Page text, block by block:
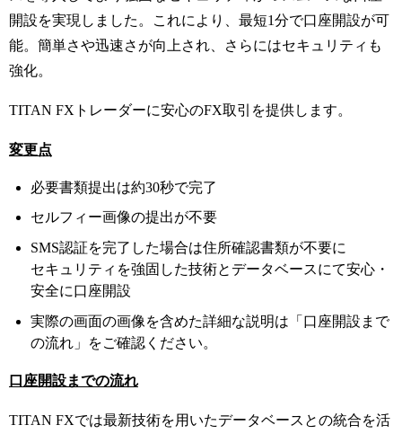
開設を実現しました。これにより、最短1分で口座開設が可
能。簡単さや迅速さが向上され、さらにはセキュリティも
強化。
TITAN FXトレーダーに安心のFX取引を提供します。
変更点
必要書類提出は約30秒で完了
セルフィー画像の提出が不要
SMS認証を完了した場合は住所確認書類が不要に
セキュリティを強固した技術とデータベースにて安心・
安全に口座開設
実際の画面の画像を含めた詳細な説明は「口座開設まで
の流れ」をご確認ください。
口座開設までの流れ
TITAN FXでは最新技術を用いたデータベースとの統合を活